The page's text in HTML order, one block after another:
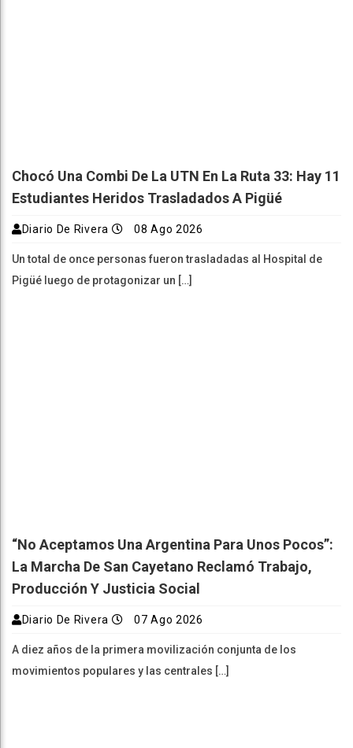
Chocó Una Combi De La UTN En La Ruta 33: Hay 11
Estudiantes Heridos Trasladados A Pigüé
Diario De Rivera 08 Ago 2026
Un total de once personas fueron trasladadas al Hospital de
Pigüé luego de protagonizar un […]
“No Aceptamos Una Argentina Para Unos Pocos”:
La Marcha De San Cayetano Reclamó Trabajo,
Producción Y Justicia Social
Diario De Rivera 07 Ago 2026
A diez años de la primera movilización conjunta de los
movimientos populares y las centrales […]